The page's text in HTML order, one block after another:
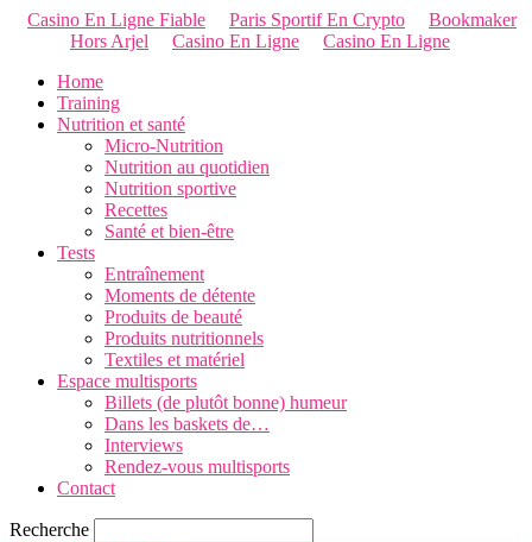
Casino En Ligne Fiable Paris Sportif En Crypto
Bookmaker
Hors Arjel
Casino En Ligne
Casino En Ligne
Home
Training
Nutrition et santé
Micro-Nutrition
Nutrition au quotidien
Nutrition sportive
Recettes
Santé et bien-être
Tests
Entraînement
Moments de détente
Produits de beauté
Produits nutritionnels
Textiles et matériel
Espace multisports
Billets (de plutôt bonne) humeur
Dans les baskets de…
Interviews
Rendez-vous multisports
Contact
Recherche